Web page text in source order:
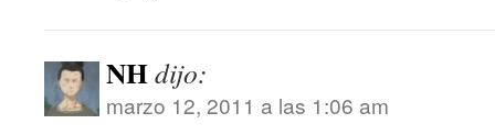
NHdijo:
marzo 12, 2011 a las 1:06 am